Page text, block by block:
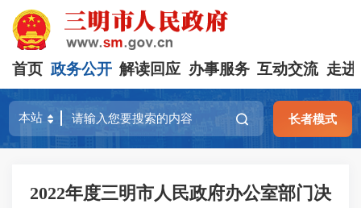
首页 政务公开 解读回应 办事服务 互动交流 走进
长者模式
2022年度三明市人民政府办公室部门决